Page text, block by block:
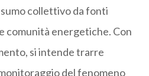
collettivo da fonti
comunità energetiche. Con
si intende trarre
del fenomeno